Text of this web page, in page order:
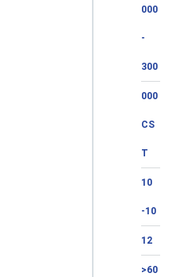
000
-
300
000
CS
T
10
-10
12
>60